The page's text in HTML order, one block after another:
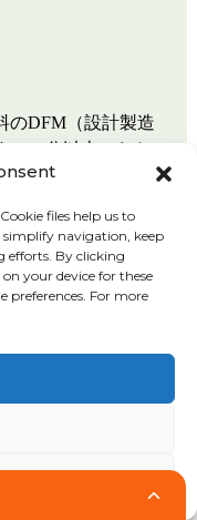
のDFM（設計製造
。90分以上にわた
が、作業へのアプロ
ト位置と冷却レイア
命の見積もりにつ
を用いて、Ansix
問題を解決するのか
率の高い量産まで、
ョンを提供します。
ム）｜射出成形機
files help us to
simplify navigation, keep
efforts. By clicking
your device for these
preferences. For more